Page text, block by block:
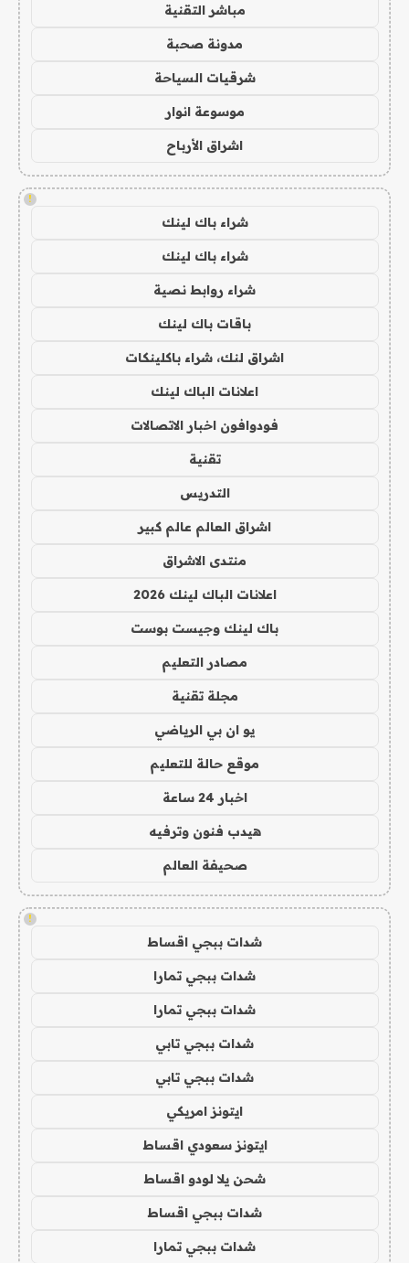
مباشر التقنية
مدونة صحبة
شرقيات السياحة
موسوعة انوار
اشراق الأرباح
!
شراء باك لينك
شراء باك لينك
شراء روابط نصية
باقات باك لينك
اشراق لنك، شراء باكلينكات
اعلانات الباك لينك
فودوافون اخبار الاتصالات
تقنية
التدريس
اشراق العالم عالم كبير
منتدى الاشراق
اعلانات الباك لينك 2026
باك لينك وجيست بوست
مصادر التعليم
مجلة تقنية
يو ان بي الرياضي
موقع حالة للتعليم
اخبار 24 ساعة
هيدب فنون وترفيه
صحيفة العالم
!
شدات ببجي اقساط
شدات ببجي تمارا
شدات ببجي تمارا
شدات ببجي تابي
شدات ببجي تابي
ايتونز امريكي
ايتونز سعودي اقساط
شحن يلا لودو اقساط
شدات ببجي اقساط
شدات ببجي تمارا